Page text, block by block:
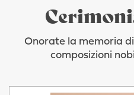
Onorate la memoria
composizioni